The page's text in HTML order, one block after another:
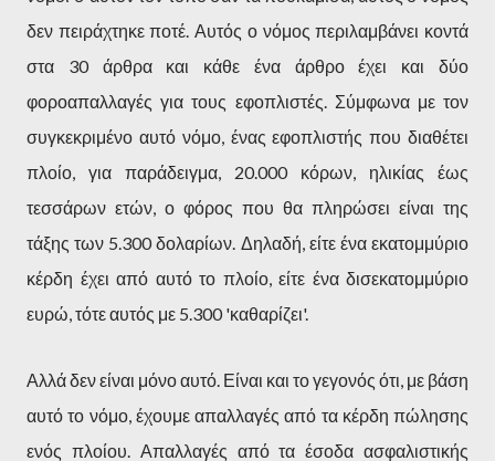
δεν πειράχτηκε ποτέ. Αυτός ο νόμος περιλαμβάνει κοντά
στα 30 άρθρα και κάθε ένα άρθρο έχει και δύο
φοροαπαλλαγές για τους εφοπλιστές. Σύμφωνα με τον
συγκεκριμένο αυτό νόμο, ένας εφοπλιστής που διαθέτει
πλοίο, για παράδειγμα, 20.000 κόρων, ηλικίας έως
τεσσάρων ετών, ο φόρος που θα πληρώσει είναι της
τάξης των 5.300 δολαρίων. Δηλαδή, είτε ένα εκατομμύριο
κέρδη έχει από αυτό το πλοίο, είτε ένα δισεκατομμύριο
ευρώ, τότε αυτός με 5.300 'καθαρίζει'.
Αλλά δεν είναι μόνο αυτό. Είναι και το γεγονός ότι, με βάση
αυτό το νόμο, έχουμε απαλλαγές από τα κέρδη πώλησης
ενός πλοίου. Απαλλαγές από τα έσοδα ασφαλιστικής